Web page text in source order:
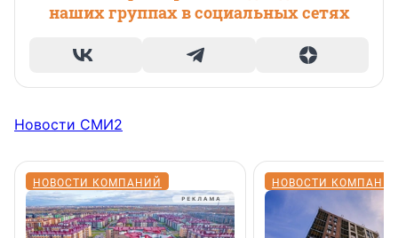
наших группах в социальных сетях
Новости СМИ2
НОВОСТИ КОМПАНИЙ НОВОСТИ